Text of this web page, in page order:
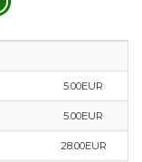
5.00EUR
5.00EUR
28.00EUR